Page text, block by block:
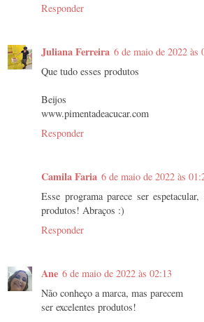
Responder
Juliana Ferreira 6 de maio de 2022 às
Que tudo esses produtos
Beijos
www.pimentadeacucar.com
Responder
Camila Faria 6 de maio de 2022 às
Esse programa parece ser
produtos! Abraços :)
Responder
Ane 6 de maio de 2022 às 02:13
Não conheço a marca, mas parecem
ser excelentes produtos!